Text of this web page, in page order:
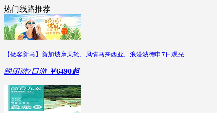
热门线路推荐
【做客新马】新加坡摩天轮、风情马来西亚、浪漫波德申7日观光
跟团游7日游 ￥6490起